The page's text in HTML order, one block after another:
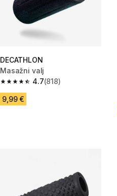
DECATHLON
Masažni valj
4.7
4.7 od 5 zvezdic from 818 ocene
(818)
9,99 €